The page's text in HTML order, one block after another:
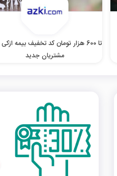
تا 600 هزار تومان کد تخفیف بیمه
مشتریان جدید